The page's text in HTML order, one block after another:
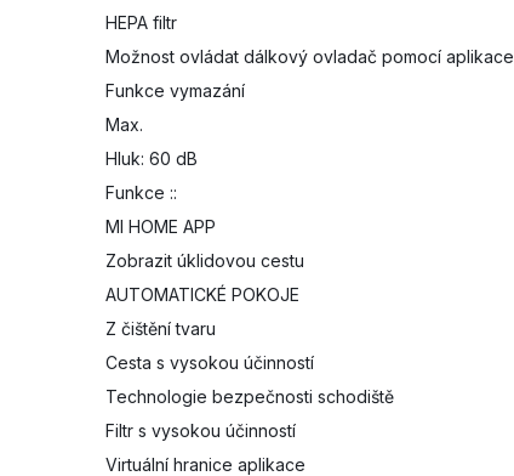
HEPA filtr
Možnost ovládat dálkový ovladač pomocí aplikace
Funkce vymazání
Max.
Hluk: 60 dB
Funkce ::
MI HOME APP
Zobrazit úklidovou cestu
AUTOMATICKÉ POKOJE
Z čištění tvaru
Cesta s vysokou účinností
Technologie bezpečnosti schodiště
Filtr s vysokou účinností
Virtuální hranice aplikace